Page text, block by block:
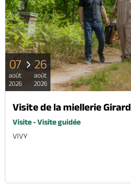
07
août
2026
26
août
2026
Visite de la miellerie Girard
Visite - Visite guidée
VIVY